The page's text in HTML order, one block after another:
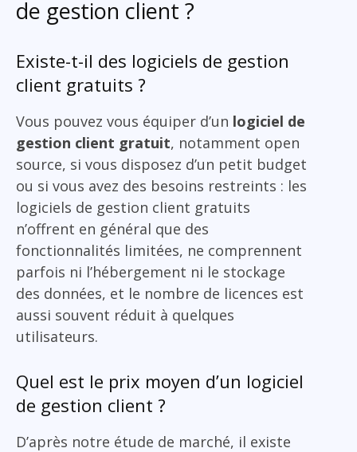
de gestion client ?
Existe-t-il des logiciels de gestion
client gratuits ?
Vous pouvez vous équiper d’un logiciel de
gestion client gratuit, notamment open
source, si vous disposez d’un petit budget
ou si vous avez des besoins restreints : les
logiciels de gestion client gratuits
n’offrent en général que des
fonctionnalités limitées, ne comprennent
parfois ni l’hébergement ni le stockage
des données, et le nombre de licences est
aussi souvent réduit à quelques
utilisateurs.
Quel est le prix moyen d’un logiciel
de gestion client ?
D’après notre étude de marché, il existe